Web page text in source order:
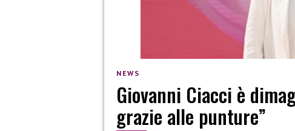
NEWS
Giovanni Ciacci è
grazie alle punture”